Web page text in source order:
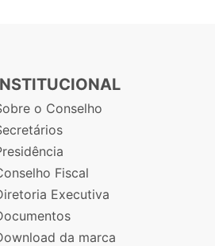
o Conselho
Fiscal
Executiva
da marca